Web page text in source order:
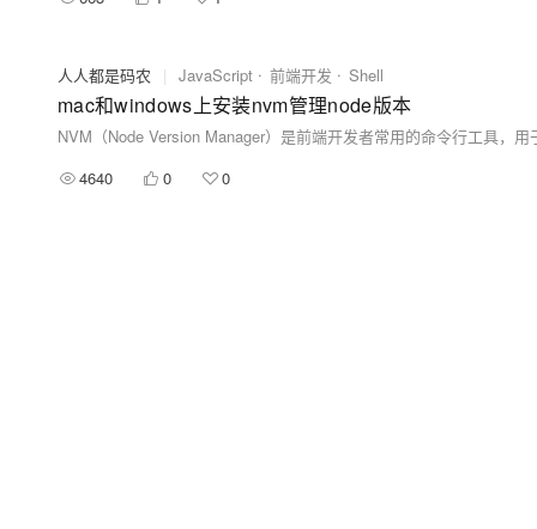
人人都是码农 | JavaScript 前端开发 Shell
mac和windows上安装nvm管理node版本
4640 0 0